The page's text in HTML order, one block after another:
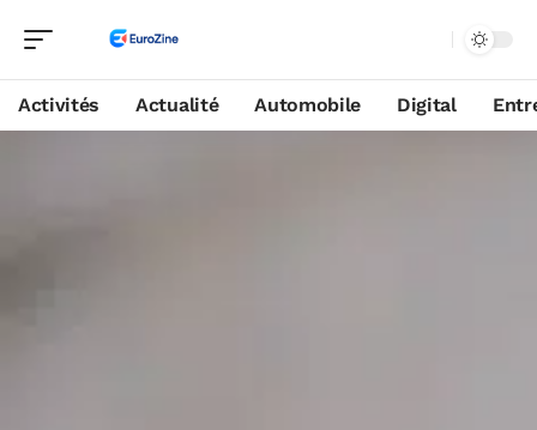
Activités Actualité Automobile Digital